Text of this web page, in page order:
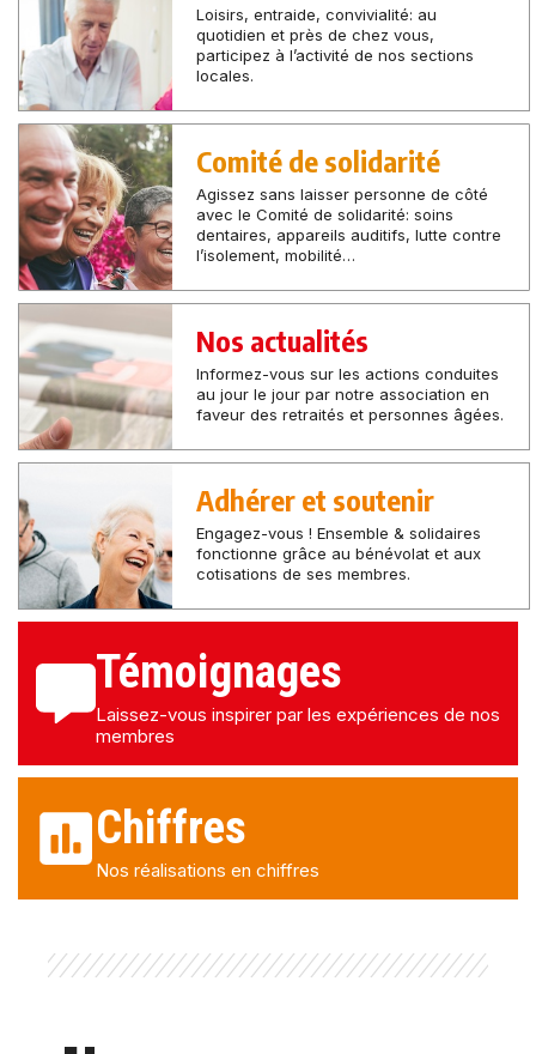
Loisirs, entraide, convivialité: au
quotidien et près de chez vous,
participez à l’activité de nos sections
locales.
Comité de solidarité
Agissez sans laisser personne de côté
avec le Comité de solidarité: soins
dentaires, appareils auditifs, lutte contre
l’isolement, mobilité…
Nos actualités
Informez-vous sur les actions conduites
au jour le jour par notre association en
faveur des retraités et personnes âgées.
Adhérer et soutenir
Engagez-vous ! Ensemble & solidaires
fonctionne grâce au bénévolat et aux
cotisations de ses membres.
Témoignages
Laissez-vous inspirer par les expériences de nos
membres
Chiffres
Nos réalisations en chiffres